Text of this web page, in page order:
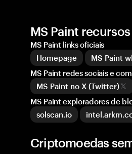
MS Paint
MS Paint links oficiais
Homepage
MS Paint
MS Paint redes sociais e
MS Paint no X (Twitter)
MS Paint exploradores de
solscan.io
Criptomoedas